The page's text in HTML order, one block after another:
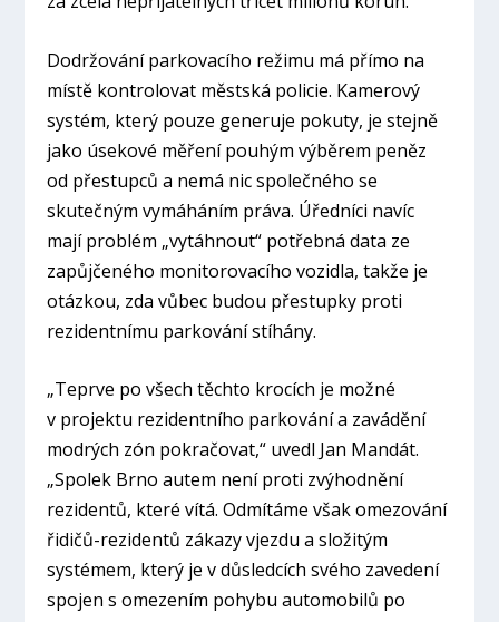
Dodržování parkovacího režimu má přímo na
místě kontrolovat městská policie. Kamerový
systém, který pouze generuje pokuty, je stejně
jako úsekové měření pouhým výběrem peněz
od přestupců a nemá nic společného se
skutečným vymáháním práva. Úředníci navíc
mají problém „vytáhnout“ potřebná data ze
zapůjčeného monitorovacího vozidla, takže je
otázkou, zda vůbec budou přestupky proti
rezidentnímu parkování stíhány.
„Teprve po všech těchto krocích je možné
v projektu rezidentního parkování a zavádění
modrých zón pokračovat,“ uvedl Jan Mandát.
„Spolek Brno autem není proti zvýhodnění
rezidentů, které vítá. Odmítáme však omezování
řidičů-rezidentů zákazy vjezdu a složitým
systémem, který je v důsledcích svého zavedení
spojen s omezením pohybu automobilů po